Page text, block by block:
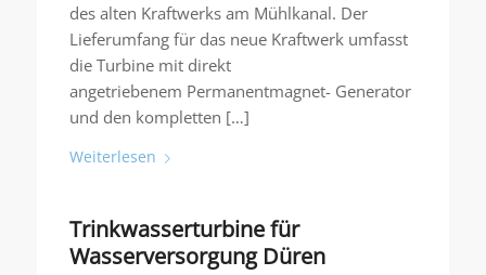
des alten Kraftwerks am Mühlkanal. Der
Lieferumfang für das neue Kraftwerk umfasst
die Turbine mit direkt
angetriebenem Permanentmagnet- Generator
und den kompletten […]
Weiterlesen
Trinkwasserturbine für
Wasserversorgung Düren